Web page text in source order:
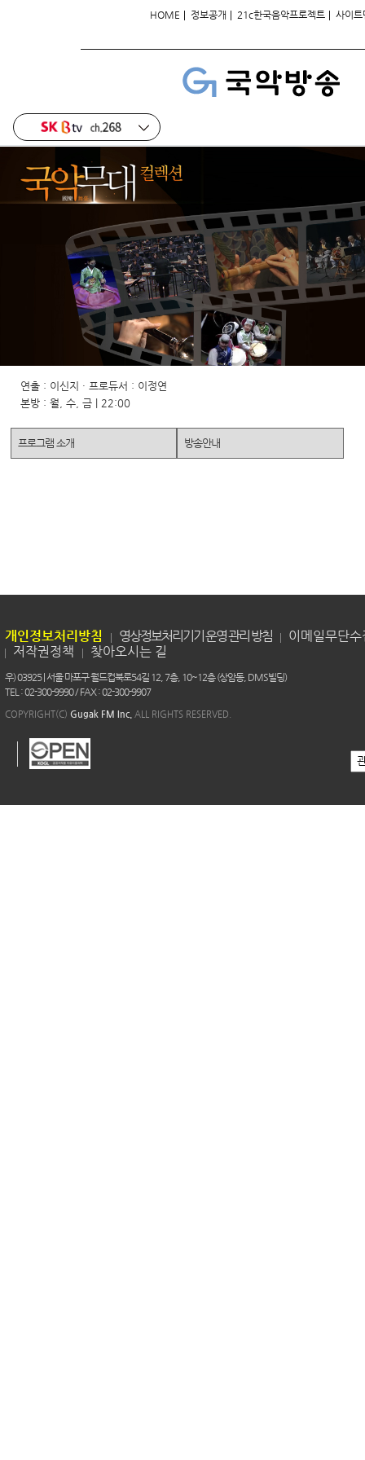
HOME | 정보공개 | 21c한국음악프로젝트 | 사이트
연출 : 이신지 · 프로듀서 : 이정연
본방 : 월, 수, 금 | 22:00
프로그램 소개 방송안내
개인정보처리방침 영상정보처리기기 운영 관리 방침
이메일무단
저작권정책
찾아오시는 길
우) 03925 | 서울 마포구 월드컵북로54길 12, 7층, 10~12층 (상암동, DMS빌딩)
TEL : 02-300-9990 / FAX : 02-300-9907
COPYRIGHT(C) Gugak FM Inc. ALL RIGHTS RESERVED.